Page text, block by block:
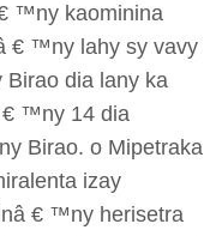
™ny kaominina
€ ™ny lahy sy vavy
dia lany ka
€ ™ny 14 dia
Birao. o Mipetraka
izay
€ ™ny herisetra